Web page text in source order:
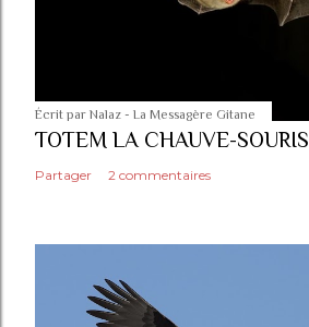
Écrit par Nalaz - La Messagère Gitane
TOTEM LA CHAUVE-SOURIS
Partager 2 commentaires